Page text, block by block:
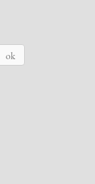
ok